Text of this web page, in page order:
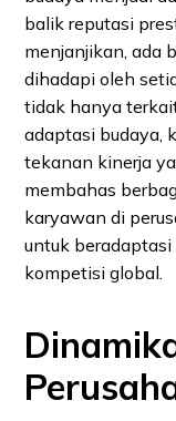
balik reputasi
menjanjikan, ada
dihadapi oleh
tidak hanya
adaptasi budaya,
tekanan kinerja
membahas
karyawan di
untuk
kompetisi global.